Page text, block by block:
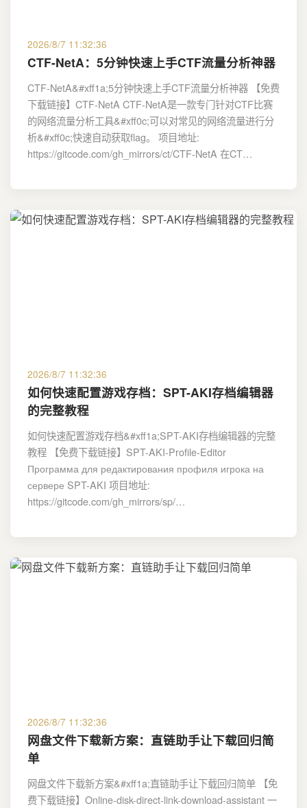
2026/8/7 11:32:36
CTF-NetA：5分钟快速上手CTF流量分析神器
CTF-NetA&#xff1a;5分钟快速上手CTF流量分析神器 【免费
下载链接】CTF-NetA CTF-NetA是一款专门针对CTF比赛
的网络流量分析工具&#xff0c;可以对常见的网络流量进行分
析&#xff0c;快速自动获取flag。 项目地址:
https://gitcode.com/gh_mirrors/ct/CTF-NetA 在CT…
2026/8/7 11:32:36
如何快速配置游戏存档：SPT-AKI存档编辑器
的完整教程
如何快速配置游戏存档&#xff1a;SPT-AKI存档编辑器的完整
教程 【免费下载链接】SPT-AKI-Profile-Editor
Программа для редактирования профиля игрока на
сервере SPT-AKI 项目地址:
https://gitcode.com/gh_mirrors/sp/…
2026/8/7 11:32:36
网盘文件下载新方案：直链助手让下载回归简
单
网盘文件下载新方案&#xff1a;直链助手让下载回归简单 【免
费下载链接】Online-disk-direct-link-download-assistant 一